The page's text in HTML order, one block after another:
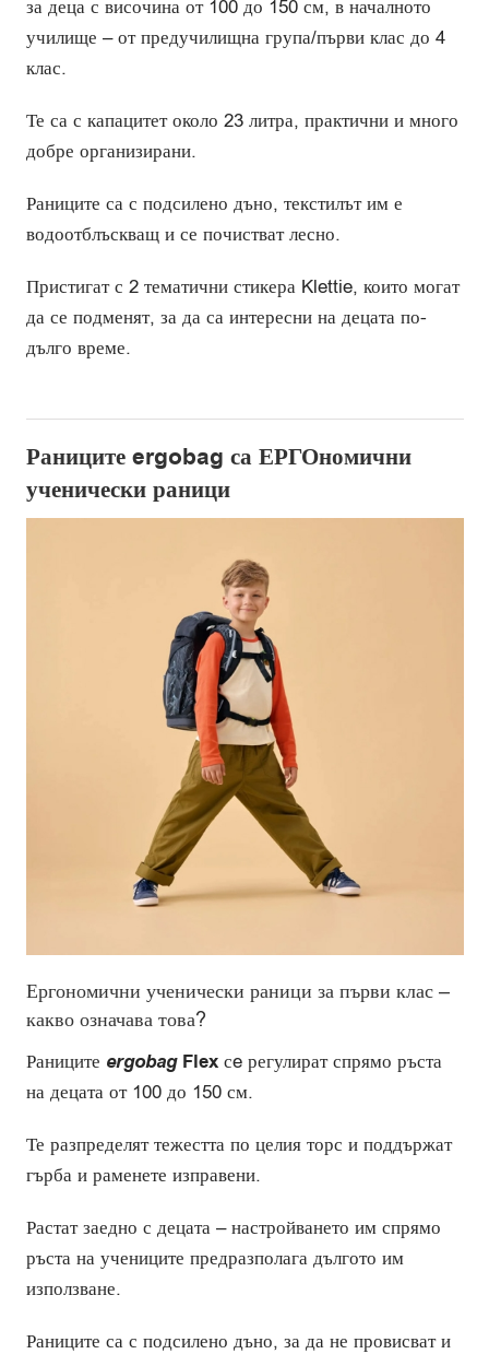
за деца с височина от 100 до 150 см, в началното
училище – от предучилищна група/първи клас до 4
клас.
Те са с капацитет около 23 литра, практични и много
добре организирани.
Раниците са с подсилено дъно, текстилът им е
водоотблъскващ и се почистват лесно.
Пристигат с 2 тематични стикера Klettie, които могат
да се подменят, за да са интересни на децата по-
дълго време.
Раниците ergobag са ЕРГОномични
ученически раници
Ергономични ученически раници за първи клас –
какво означава това?
Раниците ergobag Flexсe регулират спрямо ръста
на децата от 100 до 150 см.
Те разпределят тежестта по целия торс и поддържат
гърба и раменете изправени.
Растат заедно с децата – настройването им спрямо
ръста на учениците предразполага дългото им
използване.
Раниците са с подсилено дъно, за да не провисват и